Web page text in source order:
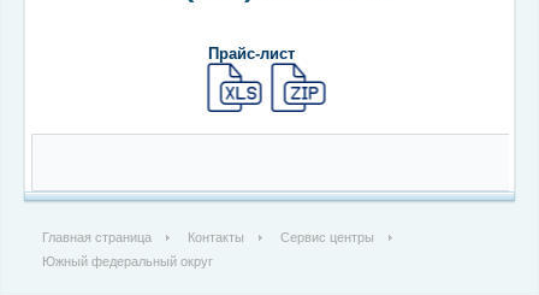
Прайс-лист
Главная страница Контакты
Сервис центры
Южный федеральный округ